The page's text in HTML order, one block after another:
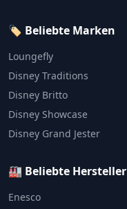
🏷️ Beliebte Marken
Loungefly
Disney Traditions
Disney Britto
Disney Showcase
Disney Grand Jester
🏭 Beliebte Hersteller
Enesco